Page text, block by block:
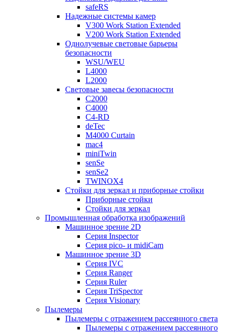
safeRS
Надежные системы камер
V300 Work Station Extended
V200 Work Station Extended
Однолучевые световые барьеры
безопасности
WSU/WEU
L4000
L2000
Световые завесы безопасности
C2000
C4000
C4-RD
deTec
M4000 Curtain
mac4
miniTwin
senSe
senSe2
TWINOX4
Стойки для зеркал и приборные стойки
Приборные стойки
Стойки для зеркал
Промышленная обработка изображений
Машинное зрение 2D
Серия Inspector
Серия pico- и midiCam
Машинное зрение 3D
Серия IVC
Серия Ranger
Серия Ruler
Серия TriSpector
Серия Visionary
Пылемеры
Пылемеры с отражением рассеянного света
Пылемеры с отражением рассеянного